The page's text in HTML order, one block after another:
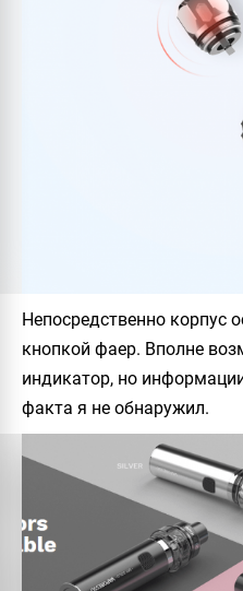
Непосредственно корпус
кнопкой фаер. Вполне
индикатор, но
факта я не обнаружил.